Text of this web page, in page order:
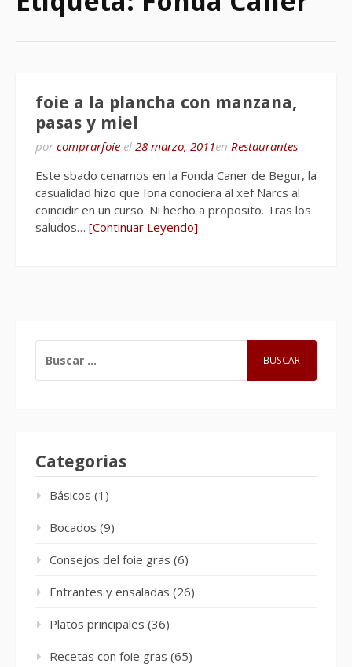
foie a la plancha con manzana,
pasas y miel
por comprarfoie el 28 marzo, 2011en Restaurantes
Este sbado cenamos en la Fonda Caner de Begur, la
casualidad hizo que Iona conociera al xef Narcs al
coincidir en un curso. Ni hecho a proposito. Tras los
saludos… [Continuar Leyendo]
Categorias
Básicos (1)
Bocados (9)
Consejos del foie gras (6)
Entrantes y ensaladas (26)
Platos principales (36)
Recetas con foie gras (65)